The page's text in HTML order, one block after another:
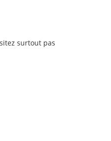
surtout pas